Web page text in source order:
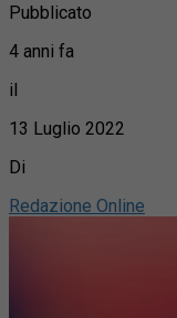
Pubblicato
4 anni fa
il
13 Luglio 2022
Di
Redazione Online